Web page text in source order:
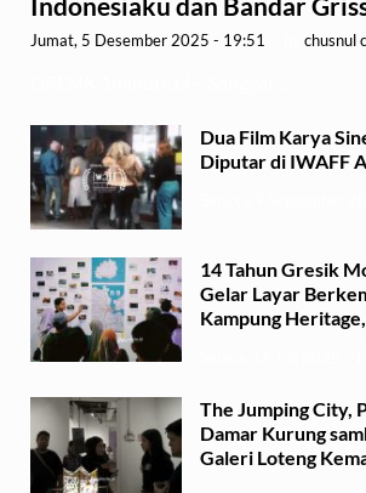
Jumat, 5 Desember 2025 - 19:51 chusnul
Dua Film Karya
Diputar di IWAFF
14 Tahun Gresik
Gelar Layar
Kampung
The Jumping City,
Damar Kurung
Galeri Loteng